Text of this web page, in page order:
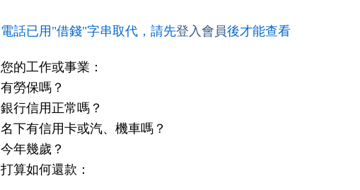
電話已用"借錢"字串取代，請先登入會員後才能查看
您的工作或事業：
有勞保嗎？
銀行信用正常嗎？
名下有信用卡或汽、機車嗎？
今年幾歲？
打算如何還款：